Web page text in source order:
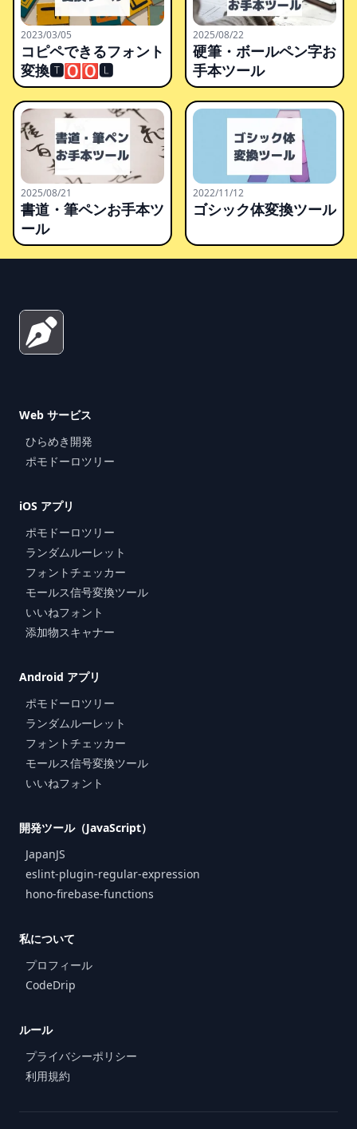
2023/03/05
コピペできるフォント
変換🆃🅾🅾🅻
2025/08/22
硬筆・ボールペン字お
手本ツール
2025/08/21
書道・筆ペンお手本ツ
ール
2022/11/12
ゴシック体変換ツール
Web サービス
ひらめき開発
ポモドーロツリー
iOS アプリ
ポモドーロツリー
ランダムルーレット
フォントチェッカー
モールス信号変換ツール
いいねフォント
添加物スキャナー
Android アプリ
ポモドーロツリー
ランダムルーレット
フォントチェッカー
モールス信号変換ツール
いいねフォント
開発ツール（JavaScript）
JapanJS
eslint-plugin-regular-expression
hono-firebase-functions
私について
プロフィール
CodeDrip
ルール
プライバシーポリシー
利用規約